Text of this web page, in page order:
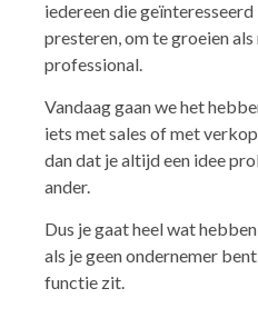
iedereen die
presteren, om te groeien als
professional.
Vandaag gaan we het
iets met sales of met
dan dat je altijd een idee
ander.
Dus je gaat heel wat
als je geen ondernemer
functie zit.